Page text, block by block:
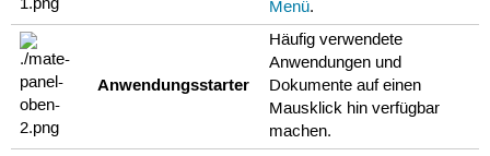
Menü.
Anwendungsstarter
Häufig verwendete
Anwendungen und
Dokumente auf einen
Mausklick hin verfügbar
machen.